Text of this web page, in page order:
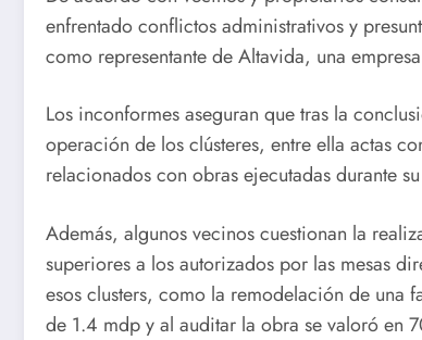
enfrentado conflictos administrativos y
como representante de Altavida, una
Los inconformes aseguran que tras la
operación de los clústeres, entre ella actas
relacionados con obras ejecutadas durante
Además, algunos vecinos cuestionan la
superiores a los autorizados por las mesas
esos clusters, como la remodelación de una
de 1.4 mdp y al auditar la obra se valoró en